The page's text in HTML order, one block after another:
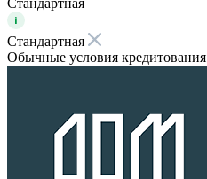
Стандартная
Стандартная
Обычные условия кредитования